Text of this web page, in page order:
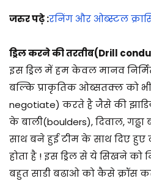
जरुर पढ़े :रनिंग और ओब्स्टल
ड्रिल करने की तरतीब(Drill
इस ड्रिल में हम केवल मानव
बल्कि प्राकृतिक ओब्सतक्ल को
negotiate) करते है जैसे की
के बाली(boulders), दिवाल, गढ्ढा
साथ बने हुई टीम के साथ दिए
होता है ! इस ड्रिल से ये सिखने
बहुत साडी बढाओ को कैसे क्रॉस